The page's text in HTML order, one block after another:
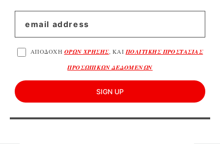
ΑΠΟΔΟΧΗ ΟΡΩΝ ΧΡΗΣΗΣ, ΚΑΙ ΠΟΛΙΤΙΚΗΣ ΠΡΟΣΤΑΣΙΑΣ
ΠΡΟΣΩΠΙΚΩΝ ΔΕΔΟΜΕΝΩΝ
SIGN UP